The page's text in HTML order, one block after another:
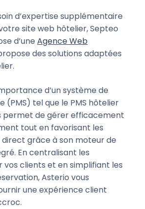
d’expertise supplémentaire
site web hôtelier, Septeo
d’une Agence Web
des solutions adaptées
d’un système de
(PMS) tel que le PMS hôtelier
permet de gérer efficacement
tout en favorisant les
grâce à son moteur de
En centralisant les
vos clients et en simplifiant les
Asterio vous
une expérience client